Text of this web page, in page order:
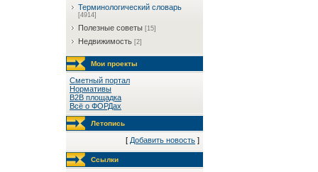
Терминологический словарь
[4914]
Полезные советы [15]
Недвижимость [2]
Мои проекты
Сметный портал
Нормативы
B2B площадка
Всё о ФОРДах
Летопись
[ Добавить новость ]
Ссылки